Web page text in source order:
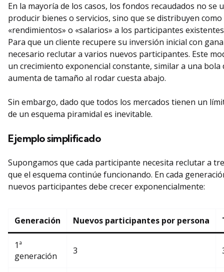
En la mayoría de los casos, los fondos recaudados no se
producir bienes o servicios, sino que se distribuyen como
«rendimientos» o «salarios» a los participantes
Para que un cliente recupere su inversión inicial con
necesario reclutar a varios nuevos participantes. Este
un crecimiento exponencial constante, similar a una bola
aumenta de tamaño al rodar cuesta abajo.
Sin embargo, dado que todos los mercados tienen un
de un esquema piramidal es inevitable.
Ejemplo simplificado
Supongamos que cada participante necesita reclutar a
que el esquema continúe funcionando. En cada
nuevos participantes debe crecer exponencialmente:
Generación Nuevos participantes por persona
1ª
generación
3